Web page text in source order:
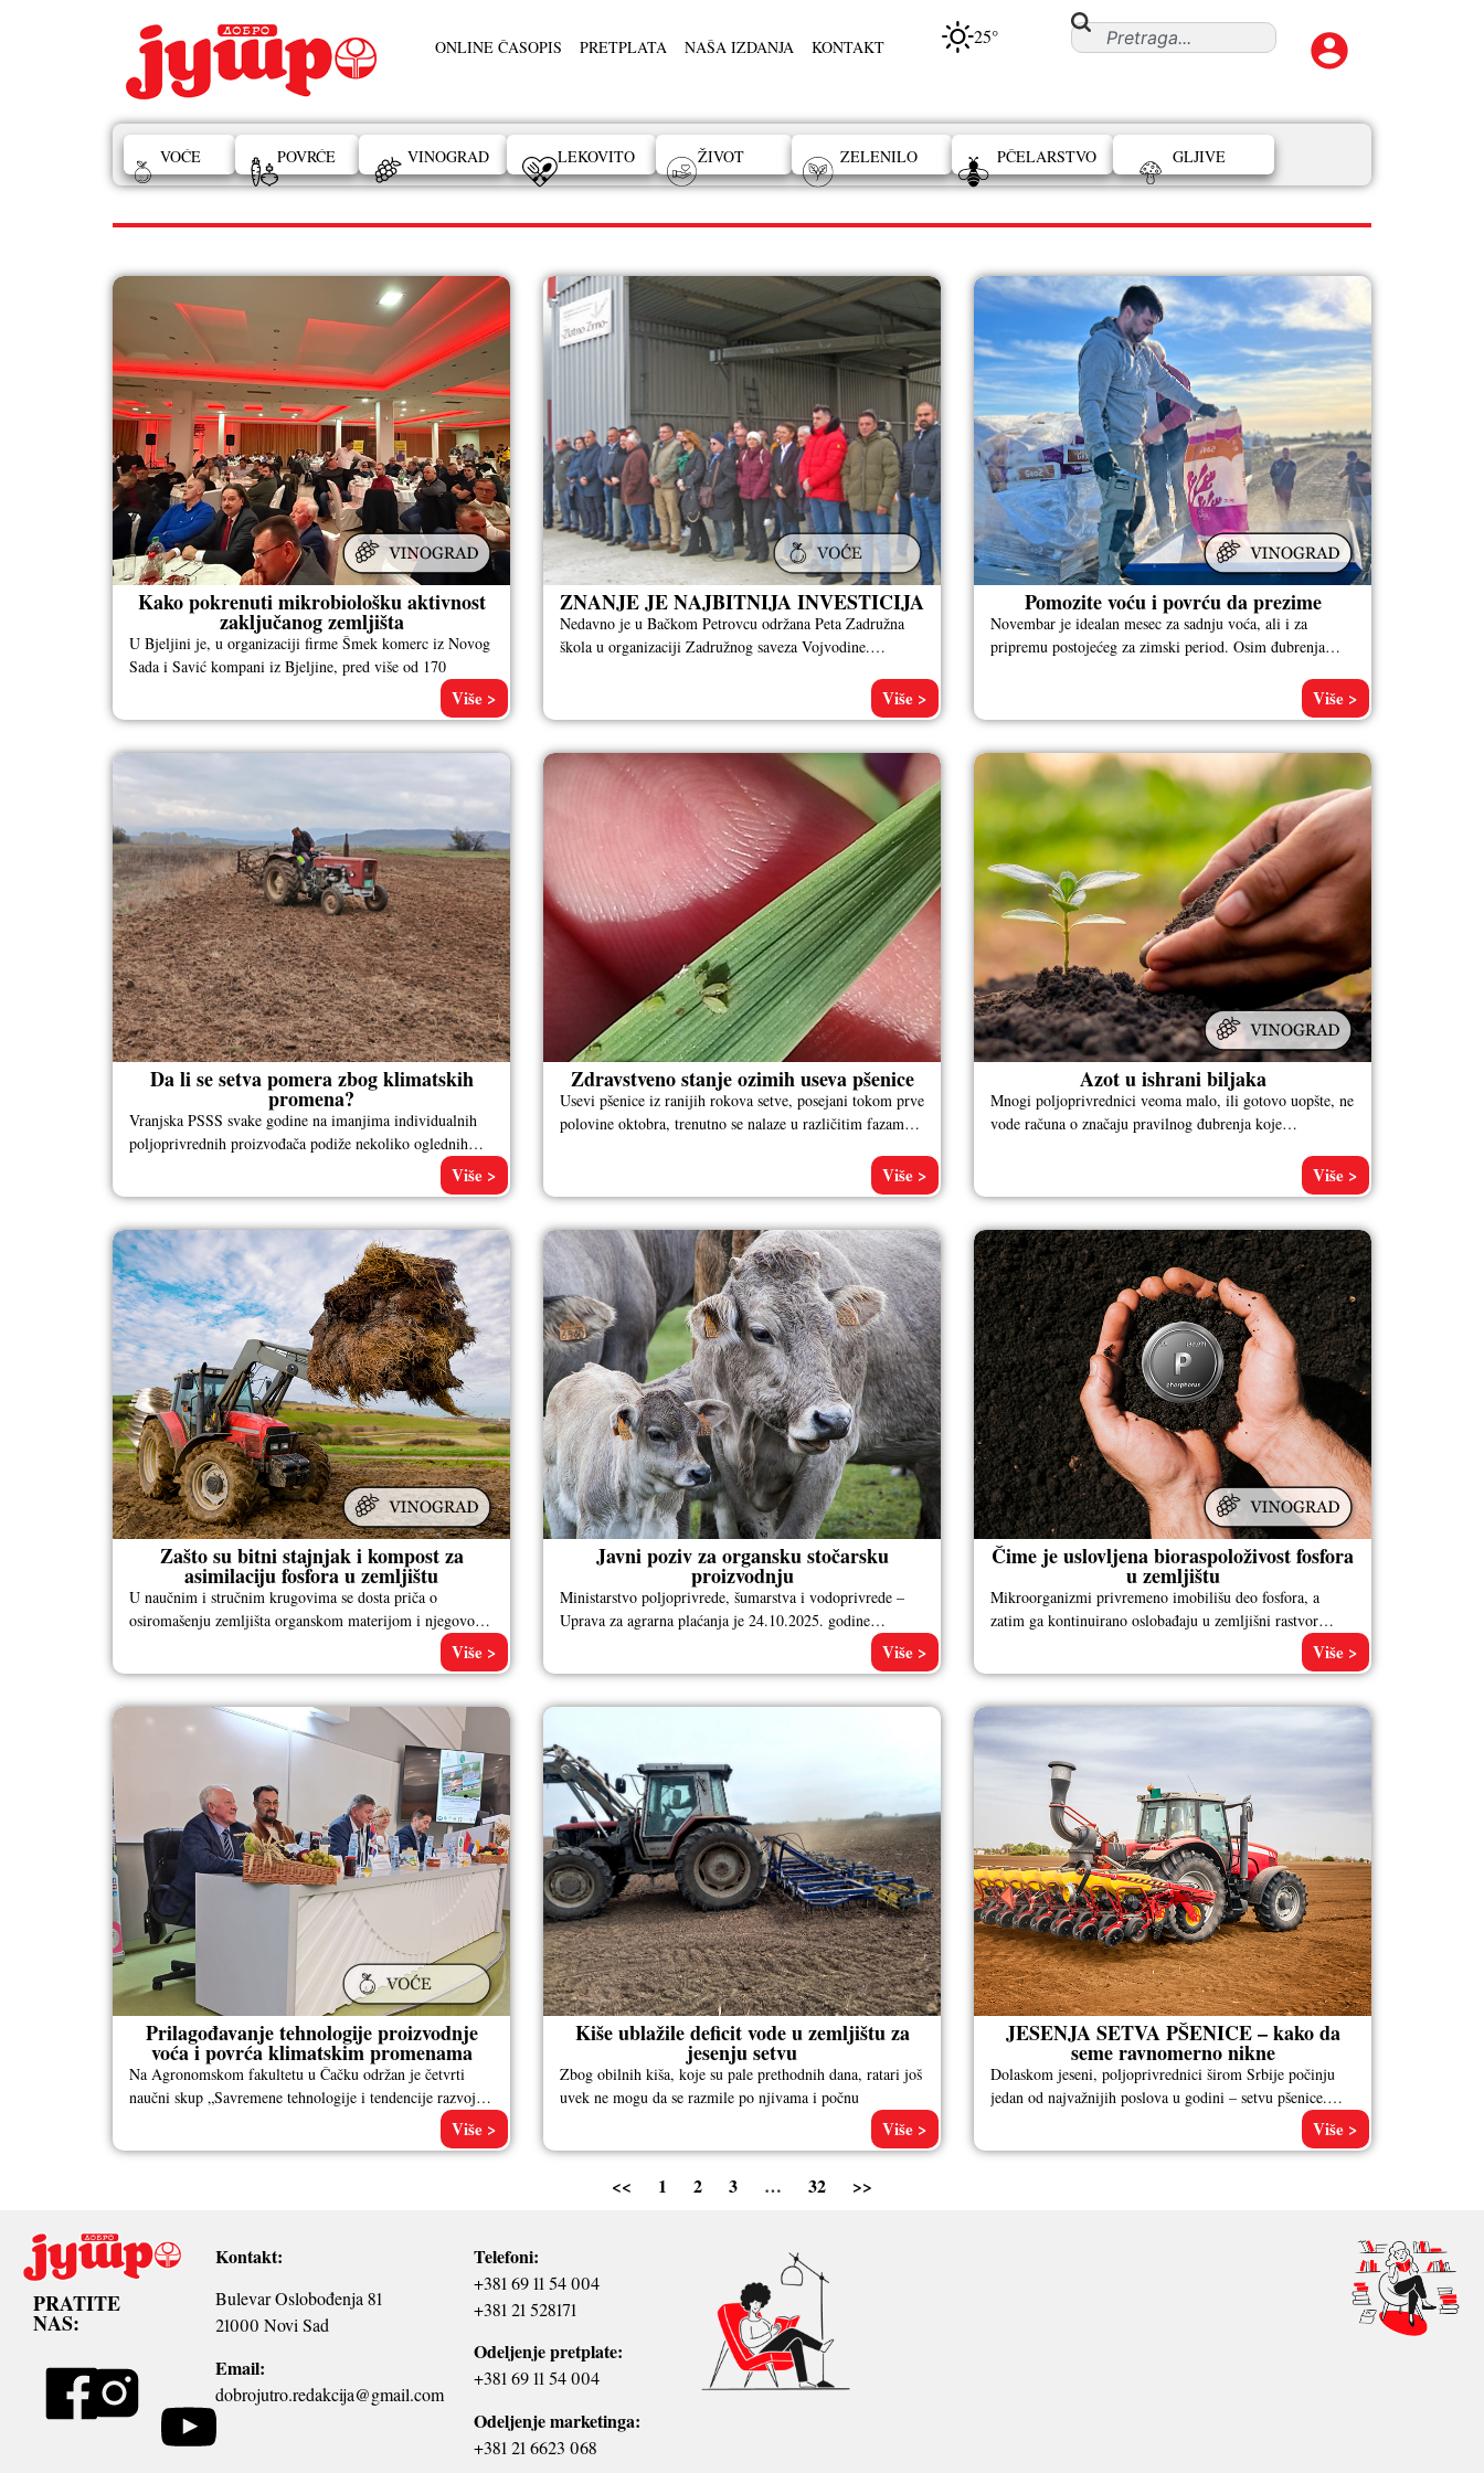
ONLINE ČASOPIS PRETPLATA NAŠA IZDANJA KONTAKT 25°
VOĆE POVRĆE VINOGRAD LEKOVITO ŽIVOT ZELENILO PČELARSTVO GLJIVE
RATARSTVO
Kako pokrenuti mikrobiološku aktivnost
zaključanog zemljišta
U Bjeljini je, u organizaciji firme Šmek komerc iz Novog
Sada i Savić kompani iz Bjeljine, pred više od 170
Više >
ZNANJE JE NAJBITNIJA INVESTICIJA
Nedavno je u Bačkom Petrovcu održana Peta Zadružna
škola u organizaciji Zadružnog saveza Vojvodine.
Više >
Pomozite voću i povrću da prezime
Novembar je idealan mesec za sadnju voća, ali i za
pripremu postojećeg za zimski period. Osim đubrenja
Više >
Da li se setva pomera zbog klimatskih
promena?
Vranjska PSSS svake godine na imanjima individualnih
poljoprivrednih proizvođača podiže nekoliko oglednih
polja pšenice. Setvu poslednjeg, u ataru sela Gornje Više >
Zdravstveno stanje ozimih useva pšenice
Usevi pšenice iz ranijih rokova setve, posejani tokom prve
polovine oktobra, trenutno se nalaze u različitim fazama
Više >
Azot u ishrani biljaka
Mnogi poljoprivrednici veoma malo, ili gotovo uopšte, ne
vode računa o značaju pravilnog đubrenja koje
Više >
Zašto su bitni stajnjak i kompost za
asimilaciju fosfora u zemljištu
U naučnim i stručnim krugovima se dosta priča o
osiromašenju zemljišta organskom materijom i njegovoj
Više >
Javni poziv za organsku stočarsku
proizvodnju
Ministarstvo poljoprivrede, šumarstva i vodoprivrede –
Uprava za agrarna plaćanja je 24.10.2025. godine
Više >
Čime je uslovljena bioraspoloživost fosfora
u zemljištu
Mikroorganizmi privremeno imobilišu deo fosfora, a
zatim ga kontinuirano oslobađaju u zemljišni rastvor
prirodnim procesima mineralizacije. BioraspoloživostViše >
Prilagođavanje tehnologije proizvodnje
voća i povrća klimatskim promenama
Na Agronomskom fakultetu u Čačku održan je četvrti
naučni skup „Savremene tehnologije i tendencije razvoja
poljoprivrede“. Veliki broj stručnjaka prezentovao Više >
Kiše ublažile deficit vode u zemljištu za
jesenju setvu
Zbog obilnih kiša, koje su pale prethodnih dana, ratari još
uvek ne mogu da se razmile po njivama i počnu
Više >
JESENJA SETVA PŠENICE – kako da
seme ravnomerno nikne
Dolaskom jeseni, poljoprivrednici širom Srbije počinju
jedan od najvažnijih poslova u godini – setvu pšenice.
Više >
<< 1 2 3 … 32 >>
PRATITE
NAS:
Kontakt:
Bulevar Oslobođenja 81
21000 Novi Sad
Email:
dobrojutro.redakcija@gmail.com
Telefoni:
+381 69 11 54 004
+381 21 528171
Odeljenje pretplate:
+381 69 11 54 004
Odeljenje marketinga:
+381 21 6623 068